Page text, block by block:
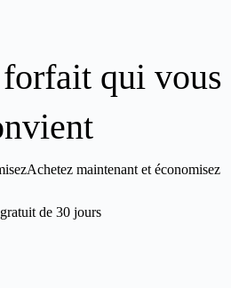
qui vous
Achetez maintenant et économisez
de 30 jours